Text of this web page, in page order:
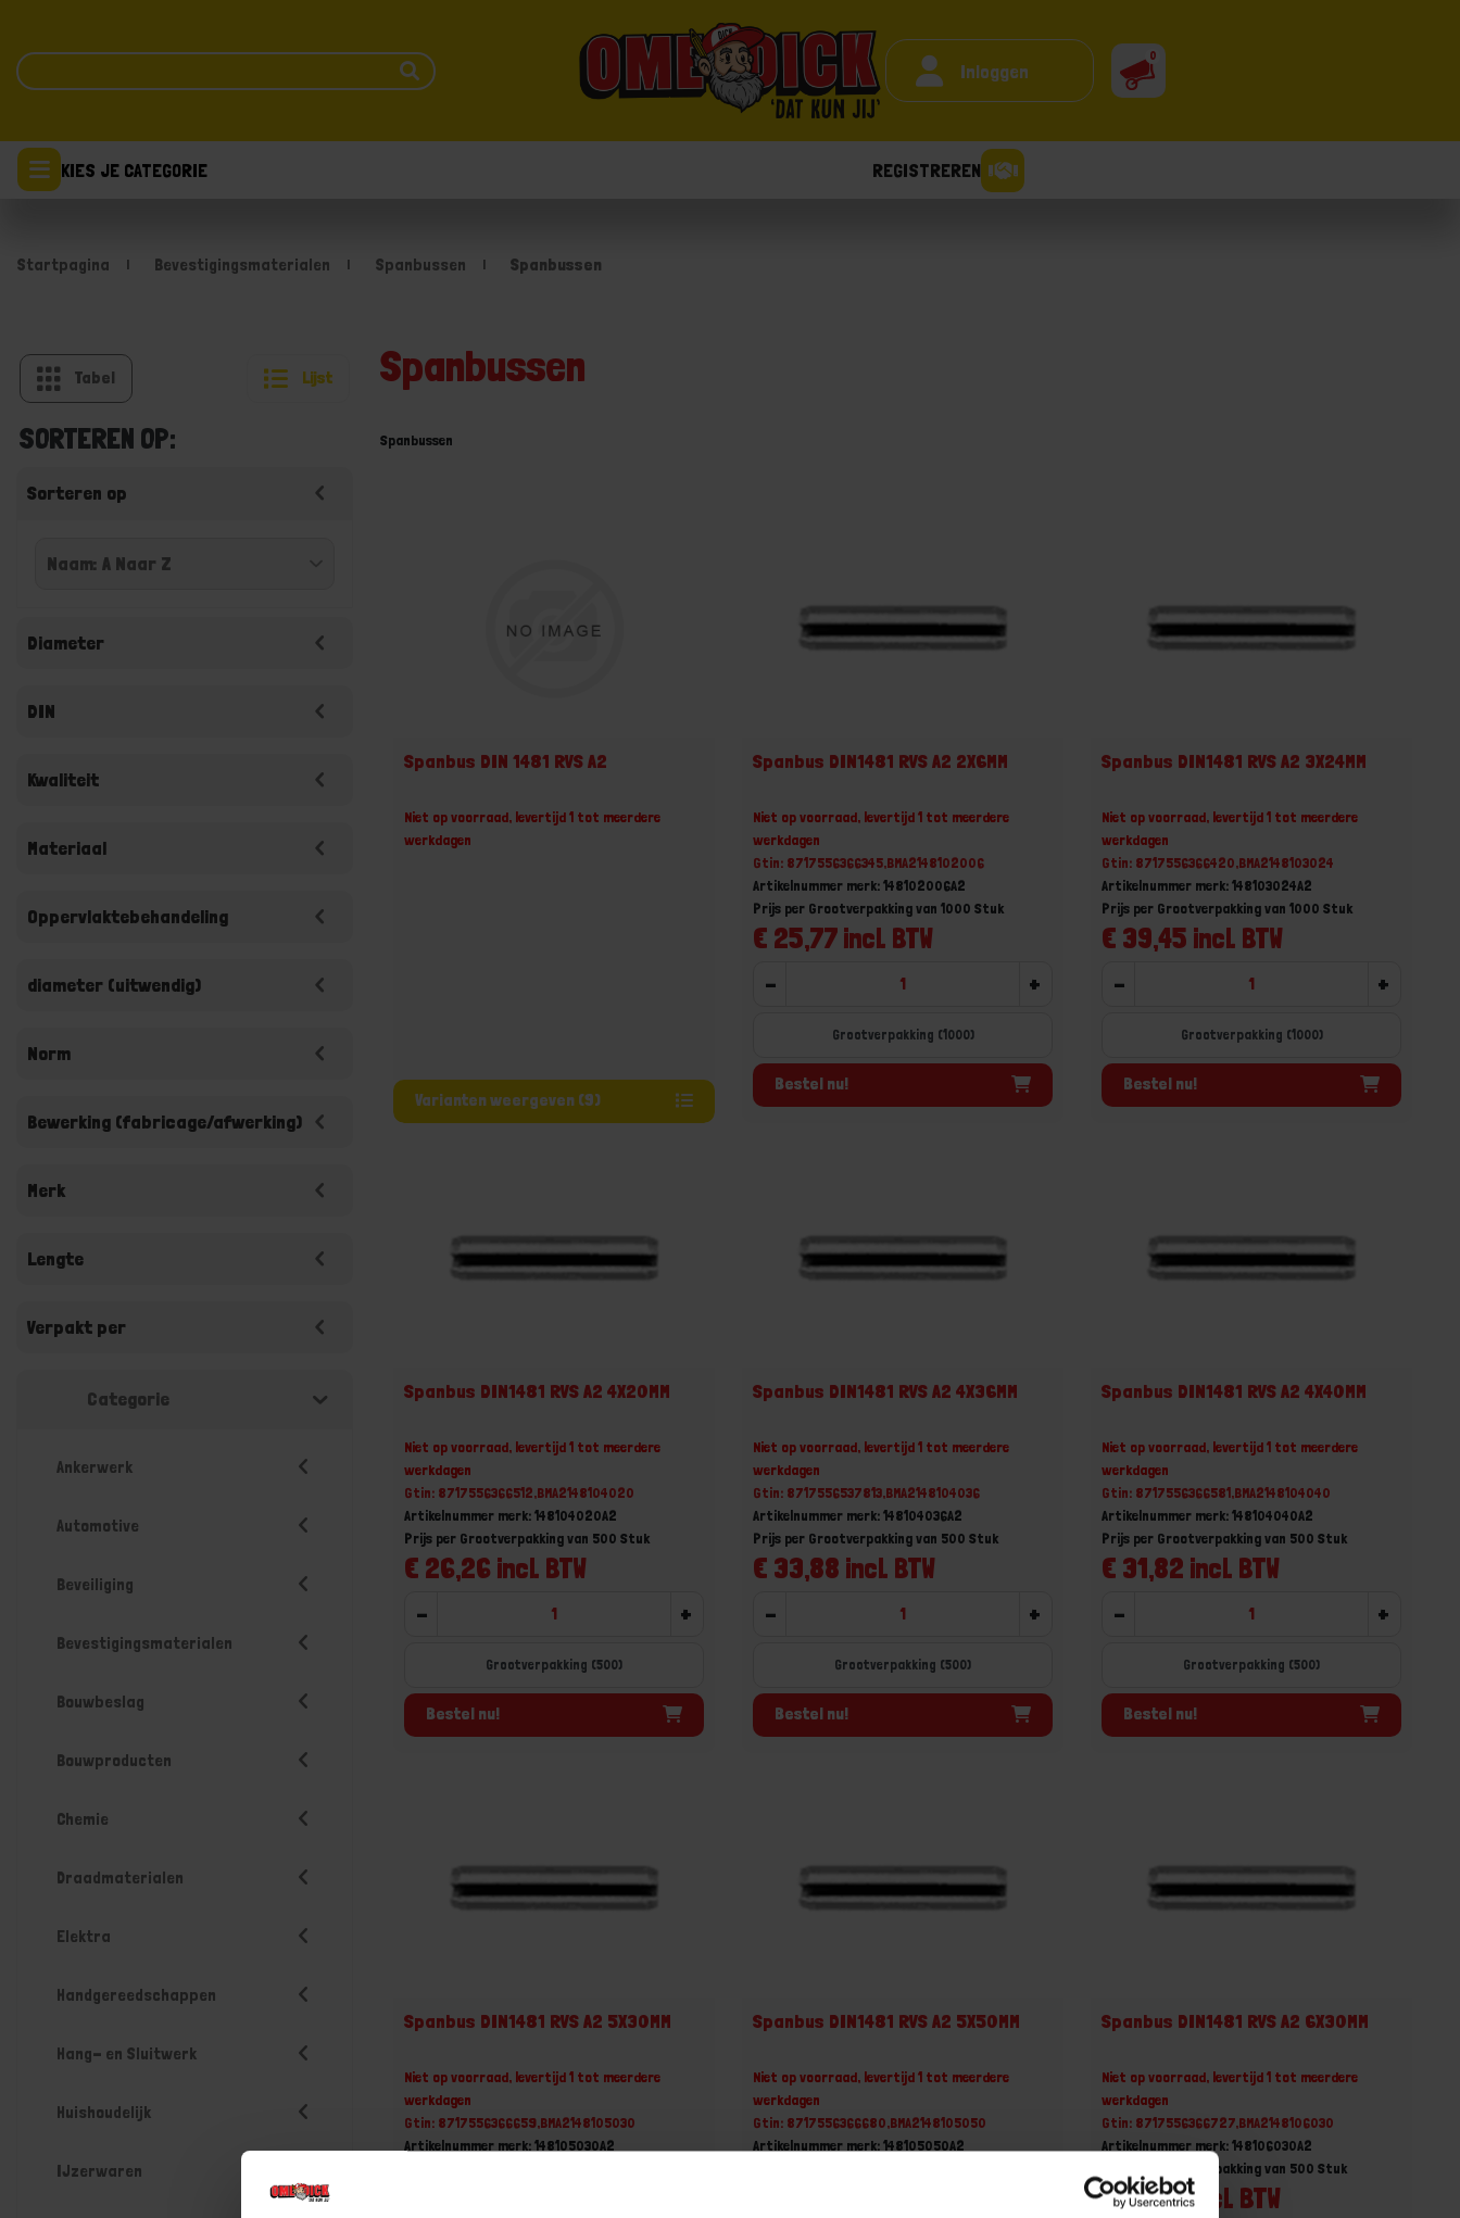
Inloggen
0
KIES JE CATEGORIE REGISTREREN
Startpagina Bevestigingsmaterialen Spanbussen Spanbussen
Tabel Lijst
SORTEREN OP:
Sorteren op
Diameter
DIN
Kwaliteit
Materiaal
Oppervlaktebehandeling
diameter (uitwendig)
Norm
Bewerking (fabricage/afwerking)
Merk
Lengte
Verpakt per
Categorie
Ankerwerk
Automotive
Beveiliging
Bevestigingsmaterialen
Bouwbeslag
Bouwproducten
Chemie
Draadmaterialen
Elektra
Handgereedschappen
Hang- en Sluitwerk
Huishoudelijk
IJzerwaren
Spanbussen
Spanbussen
Spanbus DIN 1481 RVS A2
Niet op voorraad, levertijd 1 tot meerdere
werkdagen
Varianten weergeven (9)
Spanbus DIN1481 RVS A2 2X6MM
Niet op voorraad, levertijd 1 tot meerdere
werkdagen
Gtin: 8717556366345,BMA2148102006
Artikelnummer merk: 148102006A2
€ 25,77 incl. BTW
Prijs per Grootverpakking van 1000 Stuk
- +
Grootverpakking (1000)
Bestel nu!
Spanbus DIN1481 RVS A2 3X24MM
Niet op voorraad, levertijd 1 tot meerdere
werkdagen
Gtin: 8717556366420,BMA2148103024
Artikelnummer merk: 148103024A2
€ 39,45 incl. BTW
Prijs per Grootverpakking van 1000 Stuk
- +
Grootverpakking (1000)
Bestel nu!
Spanbus DIN1481 RVS A2 4X20MM
Niet op voorraad, levertijd 1 tot meerdere
werkdagen
Gtin: 8717556366512,BMA2148104020
Artikelnummer merk: 148104020A2
€ 26,26 incl. BTW
Prijs per Grootverpakking van 500 Stuk
- +
Grootverpakking (500)
Bestel nu!
Spanbus DIN1481 RVS A2 4X36MM
Niet op voorraad, levertijd 1 tot meerdere
werkdagen
Gtin: 8717556537813,BMA2148104036
Artikelnummer merk: 148104036A2
€ 33,88 incl. BTW
Prijs per Grootverpakking van 500 Stuk
- +
Grootverpakking (500)
Bestel nu!
Spanbus DIN1481 RVS A2 4X40MM
Niet op voorraad, levertijd 1 tot meerdere
werkdagen
Gtin: 8717556366581,BMA2148104040
Artikelnummer merk: 148104040A2
€ 31,82 incl. BTW
Prijs per Grootverpakking van 500 Stuk
- +
Grootverpakking (500)
Bestel nu!
Spanbus DIN1481 RVS A2 5X30MM
Niet op voorraad, levertijd 1 tot meerdere
werkdagen
Gtin: 8717556366659,BMA2148105030
Artikelnummer merk: 148105030A2
Spanbus DIN1481 RVS A2 5X50MM
Niet op voorraad, levertijd 1 tot meerdere
werkdagen
Gtin: 8717556366680,BMA2148105050
Artikelnummer merk: 148105050A2
Spanbus DIN1481 RVS A2 6X30MM
Niet op voorraad, levertijd 1 tot meerdere
werkdagen
Gtin: 8717556366727,BMA2148106030
Artikelnummer merk: 148106030A2
€ 57,29 incl. BTW
Prijs per Grootverpakking van 500 Stuk